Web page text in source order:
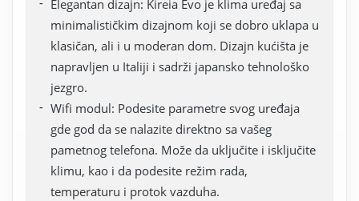
Elegantan dizajn: Kireia Evo je klima uređaj sa
minimalističkim dizajnom koji se dobro uklapa u
klasičan, ali i u moderan dom. Dizajn kućišta je
napravljen u Italiji i sadrži japansko tehnološko
jezgro.
Wifi modul: Podesite parametre svog uređaja
gde god da se nalazite direktno sa vašeg
pametnog telefona. Može da uključite i isključite
klimu, kao i da podesite režim rada,
temperaturu i protok vazduha.